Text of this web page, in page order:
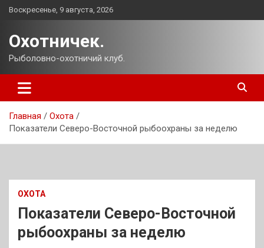
Перейти
Воскресенье, 9 августа, 2026
Охотничек.
Рыболовно-охотничий клуб.
Главная
Охота
Показатели Северо-Восточной рыбоохраны за неделю
ОХОТА
Показатели Северо-Восточной
рыбоохраны за неделю